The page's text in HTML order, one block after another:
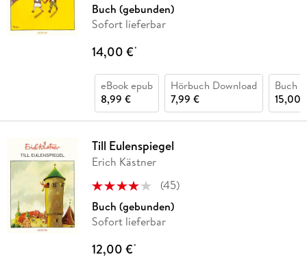
Buch (gebunden)
Sofort lieferbar
14,00 €*
eBook epub
8,99 €
Hörbuch Download
7,99 €
Buch
15,00
Till Eulenspiegel
Erich Kästner
(45)
Buch (gebunden)
Sofort lieferbar
12,00 €*